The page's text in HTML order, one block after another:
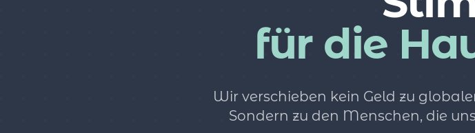
für die
Wir verschieben kein Geld zu
Sondern zu den Menschen, die